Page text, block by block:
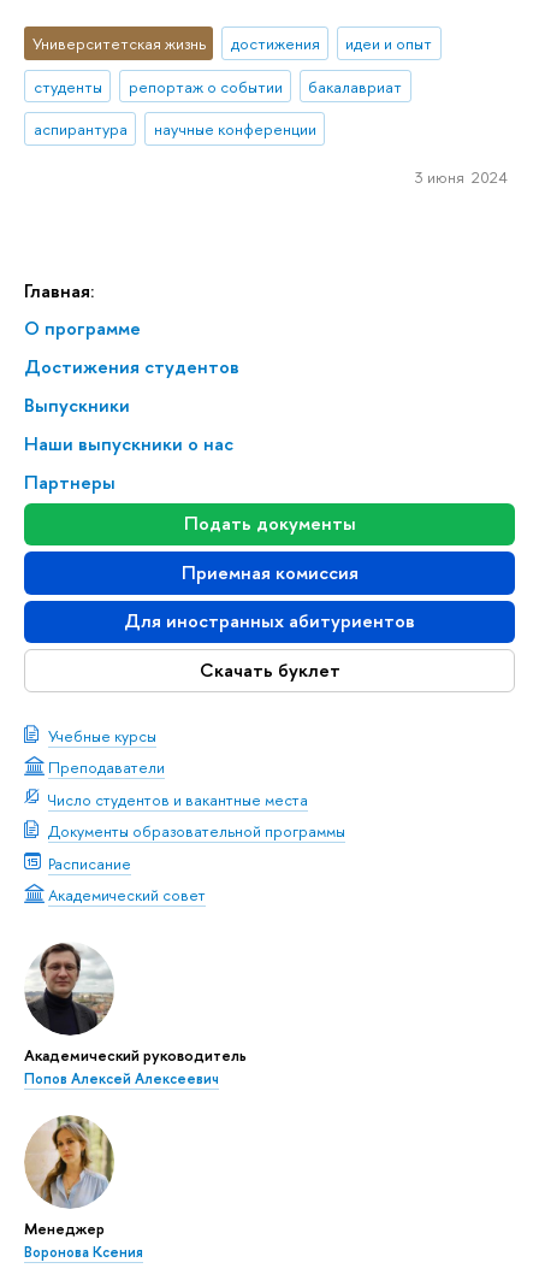
Главная:
О программе
Достижения студентов
Выпускники
Наши выпускники о нас
Партнеры
Подать документы
Приемная комиссия
Для иностранных абитуриентов
Скачать буклет
Учебные курсы
Преподаватели
Число студентов и вакантные места
Документы образовательной программы
Расписание
Академический совет
Академический руководитель
Попов Алексей Алексеевич
Менеджер
Воронова Ксения
Университетская жизнь достижения
идеи и опыт
студенты
репортаж о событии
бакалавриат
аспирантура
научные конференции
3 июня 2024